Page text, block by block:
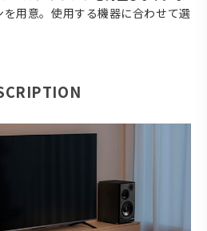
用意。使用する機器に合わせて選